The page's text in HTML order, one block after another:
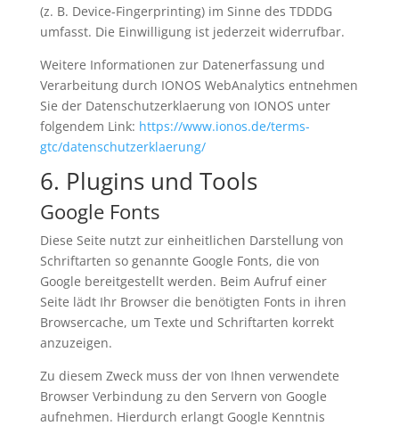
(z. B. Device-Fingerprinting) im Sinne des TDDDG
umfasst. Die Einwilligung ist jederzeit widerrufbar.
Weitere Informationen zur Datenerfassung und
Verarbeitung durch IONOS WebAnalytics entnehmen
Sie der Datenschutzerklaerung von IONOS unter
folgendem Link: https://www.ionos.de/terms-
gtc/datenschutzerklaerung/
6. Plugins und Tools
Google Fonts
Diese Seite nutzt zur einheitlichen Darstellung von
Schriftarten so genannte Google Fonts, die von
Google bereitgestellt werden. Beim Aufruf einer
Seite lädt Ihr Browser die benötigten Fonts in ihren
Browsercache, um Texte und Schriftarten korrekt
anzuzeigen.
Zu diesem Zweck muss der von Ihnen verwendete
Browser Verbindung zu den Servern von Google
aufnehmen. Hierdurch erlangt Google Kenntnis